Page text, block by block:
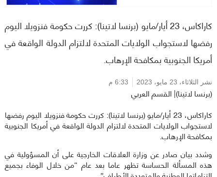
كاراكاس، 23 أيار/مايو (برنسا لاتينا): كررت حكومة فنزويلا اليوم
رفضها لاستجواب الولايات المتحدة لالتزام الدولة الواقعة في
أمريكا الجنوبية بمكافحة الإرهاب.
نشر الثلاثاء، 23 مايو، 2023 6:33 م
(برنسا لاتينا)| القسم العربي
كاراكاس، 23 أيار/مايو (برنسا لاتينا): كررت حكومة فنزويلا اليوم رفضها
لاستجواب الولايات المتحدة لالتزام الدولة الواقعة في أمريكا الجنوبية
بمكافحة الإرهاب.
وشدد بيان صادر عن وزارة العلاقات الخارجية على أن المسؤولية في
هذه المسألة الحساسة تظهر عاما بعد عام “من خلال الوفاء بجميع